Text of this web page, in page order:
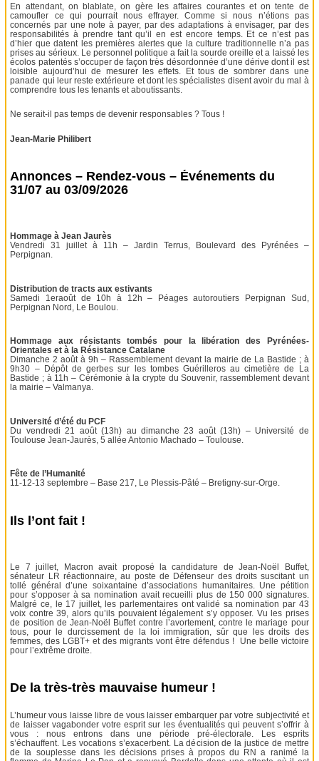
En attendant, on blablate, on gère les affaires courantes et on tente de
camoufler ce qui pourrait nous effrayer. Comme si nous n’étions pas
concernés par une note à payer, par des adaptations à envisager, par des
responsabilités à prendre tant qu’il en est encore temps. Et ce n’est pas
d’hier que datent les premières alertes que la culture traditionnelle n’a pas
prises au sérieux. Le personnel politique a fait la sourde oreille et a laissé les
écolos patentés s’occuper de façon très désordonnée d’une dérive dont il est
loisible aujourd’hui de mesurer les effets. Et tous de sombrer dans une
panade qui leur reste extérieure et dont les spécialistes disent avoir du mal à
comprendre tous les tenants et aboutissants.
Ne serait-il pas temps de devenir responsables ? Tous !
Jean-Marie Philibert
Annonces – Rendez-vous – Événements du
31/07 au 03/09/2026
Hommage à Jean Jaurès
Vendredi 31 juillet à 11h – Jardin Terrus, Boulevard des Pyrénées –
Perpignan.
Distribution de tracts aux estivants
Samedi 1eraoût de 10h à 12h – Péages autoroutiers Perpignan Sud,
Perpignan Nord, Le Boulou.
Hommage aux résistants tombés pour la libération des Pyrénées-
Orientales et à la Résistance Catalane
Dimanche 2 août à 9h – Rassemblement devant la mairie de La Bastide ; à
9h30 – Dépôt de gerbes sur les tombes Guérilleros au cimetière de La
Bastide ; à 11h – Cérémonie à la crypte du Souvenir, rassemblement devant
la mairie – Valmanya.
Université d’été du PCF
Du vendredi 21 août (13h) au dimanche 23 août (13h) – Université de
Toulouse Jean-Jaurès, 5 allée Antonio Machado – Toulouse.
Fête de l’Humanité
11-12-13 septembre – Base 217, Le Plessis-Pâté – Bretigny-sur-Orge.
Ils l’ont fait !
Le 7 juillet, Macron avait proposé la candidature de Jean-Noël Buffet,
sénateur LR réactionnaire, au poste de Défenseur des droits suscitant un
tollé général d’une soixantaine d’associations humanitaires. Une pétition
pour s’opposer à sa nomination avait recueilli plus de 150 000 signatures.
Malgré ce, le 17 juillet, les parlementaires ont validé sa nomination par 43
voix contre 39, alors qu’ils pouvaient légalement s’y opposer. Vu les prises
de position de Jean-Noël Buffet contre l’avortement, contre le mariage pour
tous, pour le durcissement de la loi immigration, sûr que les droits des
femmes, des LGBT+ et des migrants vont être défendus ! Une belle victoire
pour l’extrême droite.
De la très-très mauvaise humeur !
L’humeur vous laisse libre de vous laisser embarquer par votre subjectivité et
de laisser vagabonder votre esprit sur les éventualités qui peuvent s’offrir à
vous : nous entrons dans une période pré-électorale. Les esprits
s’échauffent. Les vocations s’exacerbent. La décision de la justice de mettre
de la souplesse dans les décisions prises à propos du RN a ranimé la